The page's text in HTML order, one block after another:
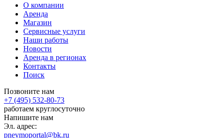
О компании
Аренда
Магазин
Сервисные услуги
Наши работы
Новости
Аренда в регионах
Контакты
Поиск
Позвоните нам
+7 (495) 532-80-73
работаем круглосуточно
Напишите нам
Эл. адрес:
pnevmoportal@bk.ru